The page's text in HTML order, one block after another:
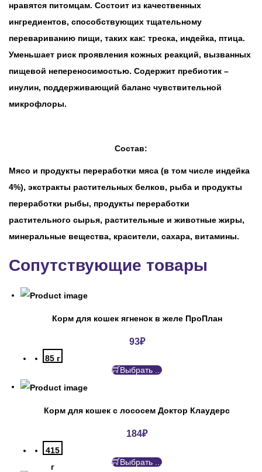
нравятся питомцам. Состоит из качественных
ингредиентов, способствующих тщательному
перевариванию пищи, таких как: треска, индейка, птица.
Уменьшает риск проявления кожных реакций, вызванных
пищевой непереносимостью. Содержит пребиотик –
инулин, поддерживающий баланс чувствительной
микрофлоры.
Состав:
Мясо и продукты переработки мяса (в том числе индейка
4%), экстракты растительных белков, рыба и продукты
переработки рыбы, продукты переработки
растительного сырья, растительные и животные жиры,
минеральные вещества, красители, сахара, витамины.
Сопутствующие товары
Корм для кошек ягненок в желе ПроПлан
93₽
85 г
Выбрать ...
Корм для кошек с лососем Доктор Клаудерс
184₽
415
г
Выбрать ...